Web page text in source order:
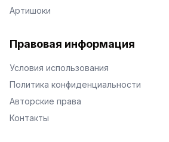
Артишоки
Правовая информация
Условия использования
Политика конфиденциальности
Авторские права
Контакты